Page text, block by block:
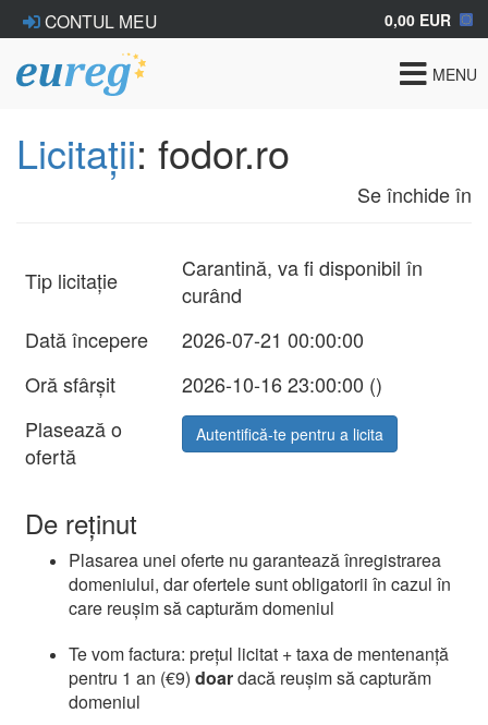
CONTUL MEU 0,00 EUR
Toggle
MENU
Licitații: fodor.ro
Se închide în
Tip licitație
Carantină, va fi disponibil în
curând
Dată începere
2026-07-21 00:00:00
Oră sfârșit
2026-10-16 23:00:00 ()
Plasează o
ofertă
Autentifică-te pentru a licita
De reținut
Plasarea unei oferte nu garantează înregistrarea
domeniului, dar ofertele sunt obligatorii în cazul în
care reușim să capturăm domeniul
Te vom factura: prețul licitat + taxa de mentenanță
pentru 1 an (€9) doardacă reușim să capturăm
domeniul